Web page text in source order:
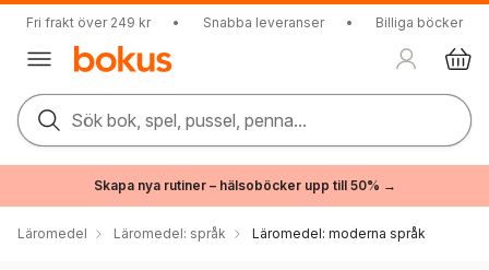
Fri frakt över 249 kr • Snabba leveranser • Billiga böcker
Sök bok, spel, pussel, penna...
Skapa nya rutiner – hälsoböcker upp till 50% →
Läromedel Läromedel: språk Läromedel: moderna språk